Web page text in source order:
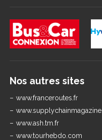
Nos autres sites
www.franceroutes.fr
www.ash.tm.fr
www.tourhebdo.com